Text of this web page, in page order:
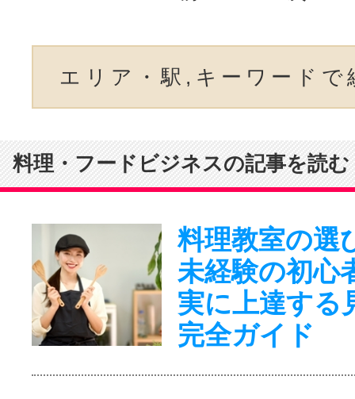
エリア・駅,キーワードで
料理・フードビジネスの記事を読む
料理教室の選
未経験の初心
実に上達する
完全ガイド